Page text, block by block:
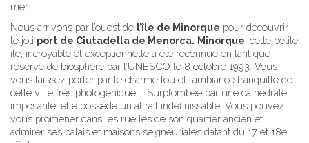
mer.
Nous arrivons par l’ouest de l’île de Minorque pour découvrir
le joli port de Ciutadella de Menorca. Minorque , cette petite
île, incroyable et exceptionnelle a été reconnue en tant que
réserve de biosphère par l’UNESCO le 8 octobre 1993. Vous
vous laissez porter par le charme fou et l’ambiance tranquille de
cette ville très photogénique. Surplombée par une cathédrale
imposante, elle possède un attrait indéfinissable. Vous pouvez
vous promener dans les ruelles de son quartier ancien et
admirer ses palais et maisons seigneuriales datant du 17 et 18e